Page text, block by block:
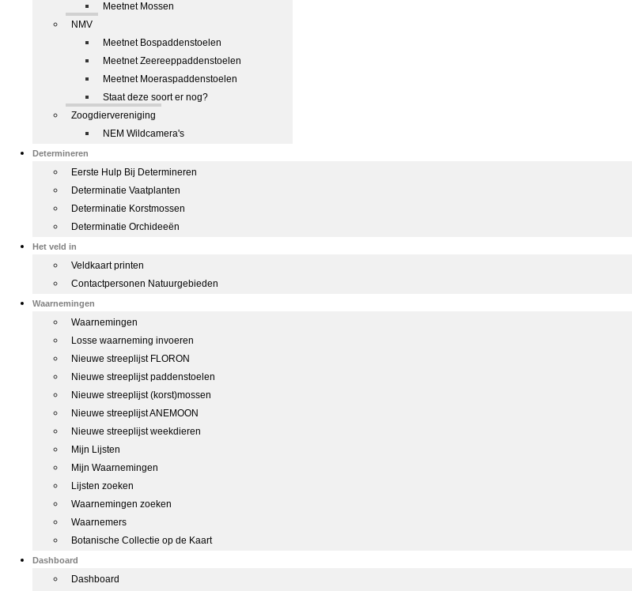
Meetnet Mossen
NMV
Meetnet Bospaddenstoelen
Meetnet Zeereeppaddenstoelen
Meetnet Moeraspaddenstoelen
Staat deze soort er nog?
Zoogdiervereniging
NEM Wildcamera's
Determineren
Eerste Hulp Bij Determineren
Determinatie Vaatplanten
Determinatie Korstmossen
Determinatie Orchideeën
Het veld in
Veldkaart printen
Contactpersonen Natuurgebieden
Waarnemingen
Waarnemingen
Losse waarneming invoeren
Nieuwe streeplijst FLORON
Nieuwe streeplijst paddenstoelen
Nieuwe streeplijst (korst)mossen
Nieuwe streeplijst ANEMOON
Nieuwe streeplijst weekdieren
Mijn Lijsten
Mijn Waarnemingen
Lijsten zoeken
Waarnemingen zoeken
Waarnemers
Botanische Collectie op de Kaart
Dashboard
Dashboard